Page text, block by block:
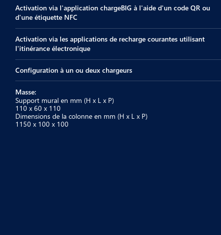
Activation via l'application chargeBIG à l'aide d'un code QR ou
d'une étiquette NFC
Activation via les applications de recharge courantes utilisant
l'itinérance électronique
Configuration à un ou deux chargeurs
Masse:
Support mural en mm (H x L x P)
110 x 60 x 110
Dimensions de la colonne en mm (H x L x P)
1150 x 100 x 100